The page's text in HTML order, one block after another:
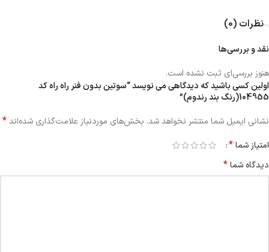
نظرات (0)
نقد و بررسی‌ها
هنوز بررسی‌ای ثبت نشده است.
اولین کسی باشید که دیدگاهی می نویسد “سوتین بدون فنر راه راه کد
104955(رنگ بند رندوم)”
نشانی ایمیل شما منتشر نخواهد شد. بخش‌های موردنیاز علامت‌گذاری شده‌اند*
امتیاز شما*
دیدگاه شما*